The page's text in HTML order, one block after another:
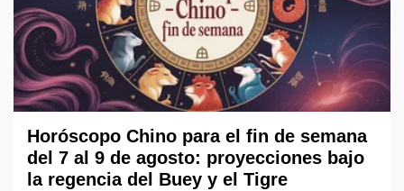
Horóscopo Chino para el fin de semana
del 7 al 9 de agosto: proyecciones bajo
la regencia del Buey y el Tigre